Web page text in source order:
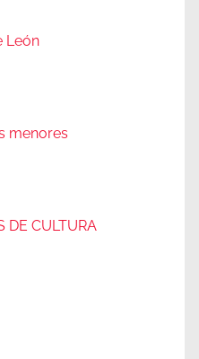
León
menores
DE CULTURA